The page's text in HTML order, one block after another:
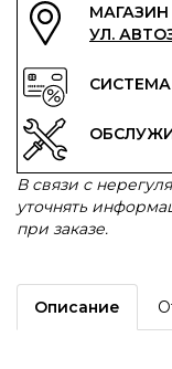
МАГАЗИН
УЛ.
В связи с
уточнять
при заказе.
Описание